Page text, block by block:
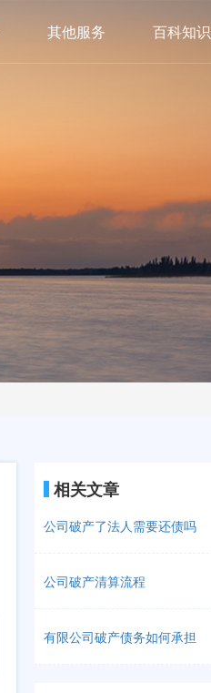
其他服务 百科知识
相关文章
公司破产了法人需要还债吗
公司破产清算流程
有限公司破产债务如何承担